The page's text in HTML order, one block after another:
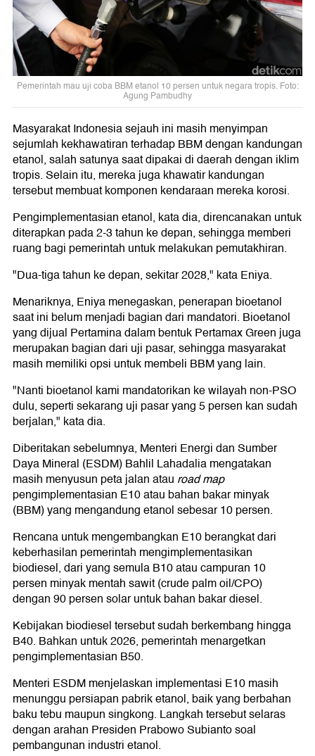
Pemerintah mau uji coba BBM etanol 10 persen untuk negara tropis. Foto:
Agung Pambudhy
Masyarakat Indonesia sejauh ini masih menyimpan
sejumlah kekhawatiran terhadap BBM dengan kandungan
etanol, salah satunya saat dipakai di daerah dengan iklim
tropis. Selain itu, mereka juga khawatir kandungan
tersebut membuat komponen kendaraan mereka korosi.
Pengimplementasian etanol, kata dia, direncanakan untuk
diterapkan pada 2-3 tahun ke depan, sehingga memberi
ruang bagi pemerintah untuk melakukan pemutakhiran.
"Dua-tiga tahun ke depan, sekitar 2028," kata Eniya.
Menariknya, Eniya menegaskan, penerapan bioetanol
saat ini belum menjadi bagian dari mandatori. Bioetanol
yang dijual Pertamina dalam bentuk Pertamax Green juga
merupakan bagian dari uji pasar, sehingga masyarakat
masih memiliki opsi untuk membeli BBM yang lain.
"Nanti bioetanol kami mandatorikan ke wilayah non-PSO
dulu, seperti sekarang uji pasar yang 5 persen kan sudah
berjalan," kata dia.
Diberitakan sebelumnya, Menteri Energi dan Sumber
Daya Mineral (ESDM) Bahlil Lahadalia mengatakan
masih menyusun peta jalan atau road map
pengimplementasian E10 atau bahan bakar minyak
(BBM) yang mengandung etanol sebesar 10 persen.
Rencana untuk mengembangkan E10 berangkat dari
keberhasilan pemerintah mengimplementasikan
biodiesel, dari yang semula B10 atau campuran 10
persen minyak mentah sawit (crude palm oil/CPO)
dengan 90 persen solar untuk bahan bakar diesel.
Kebijakan biodiesel tersebut sudah berkembang hingga
B40. Bahkan untuk 2026, pemerintah menargetkan
pengimplementasian B50.
Menteri ESDM menjelaskan implementasi E10 masih
menunggu persiapan pabrik etanol, baik yang berbahan
baku tebu maupun singkong. Langkah tersebut selaras
dengan arahan Presiden Prabowo Subianto soal
pembangunan industri etanol.